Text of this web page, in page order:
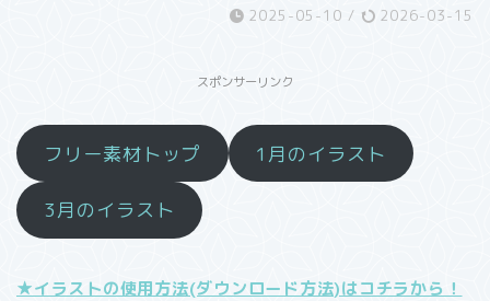
2025-05-10 / 2026-03-15
スポンサーリンク
フリー素材トップ 1月のイラスト
3月のイラスト
★イラストの使用方法(ダウンロード方法)はコチラから！